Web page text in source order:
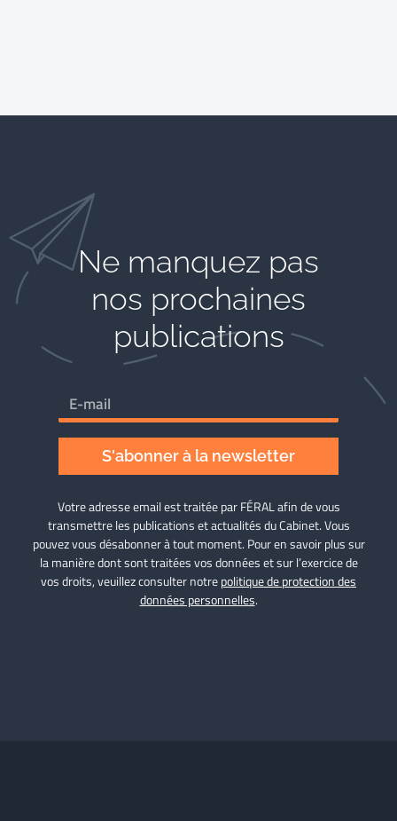
Ne manquez pas
nos prochaines
publications
S'abonner à la newsletter
Votre adresse email est traitée par FÉRAL afin de vous
transmettre les publications et actualités du Cabinet. Vous
pouvez vous désabonner à tout moment. Pour en savoir plus sur
la manière dont sont traitées vos données et sur l’exercice de
vos droits, veuillez consulter notrepolitique de protection des
données personnelles.